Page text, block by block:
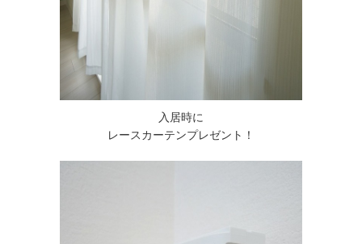
入居時に
レースカーテンプレゼント！